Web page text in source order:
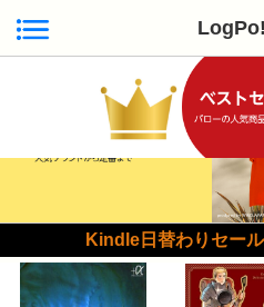
Kindle日替わりセー